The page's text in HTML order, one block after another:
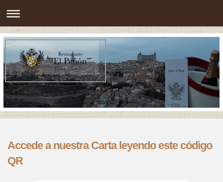
Accede a nuestra Carta leyendo este código
QR